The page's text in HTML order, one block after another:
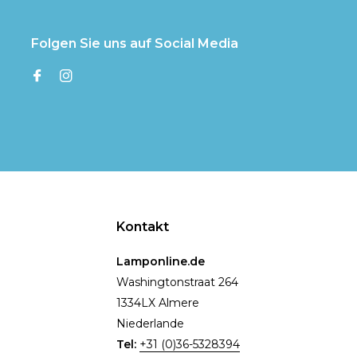
Folgen Sie uns auf Social Media
Kontakt
Lamponline.de
Washingtonstraat 264
1334LX Almere
Niederlande
Tel: +31 (0)36-5328394